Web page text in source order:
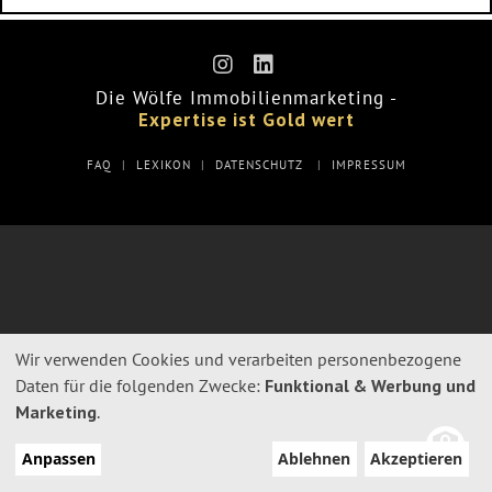
Die Wölfe Immobilienmarketing -
Expertise ist Gold wert
FAQ | LEXIKON | DATENSCHUTZ | IMPRESSUM
Verwendung
von
Daten
Wir verwenden Cookies und verarbeiten personenbezogene
Daten für die folgenden Zwecke: Funktional & Werbung und
Marketing.
Anpassen Ablehnen Akzeptieren